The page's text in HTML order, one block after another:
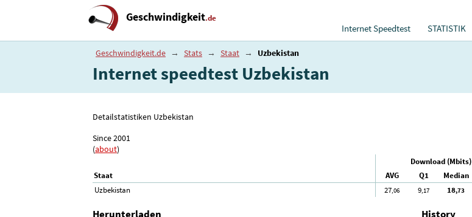
Geschwindigkeit.de
Internet Speedtest STATISTIK
Geschwindigkeit.de → Stats → Staat → Uzbekistan
Internet speedtest Uzbekistan
Detailstatistiken Uzbekistan
Since 2001
(about)
Download (Mbits)
Staat
AVG Q1 Median
Uzbekistan
27,06 9,17 18,73
Herunterladen History